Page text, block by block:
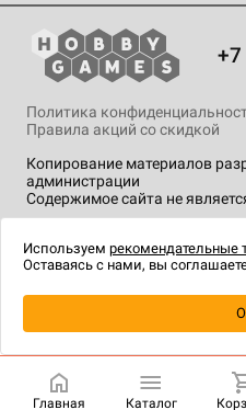
Копирование материалов
администрации
Содержимое сайта не
Политика
Правила акций со скидкой
технологии.
Главная Каталог
Используем рекомендательные
Оставаясь с нами, вы